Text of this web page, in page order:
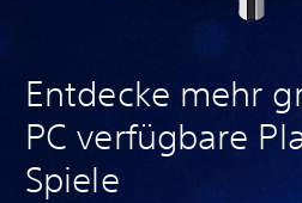
Entdecke mehr
PC verfügbare
Spiele